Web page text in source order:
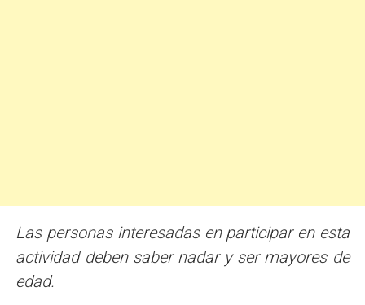
Las personas interesadas en participar en esta
actividad deben saber nadar y ser mayores de
edad.